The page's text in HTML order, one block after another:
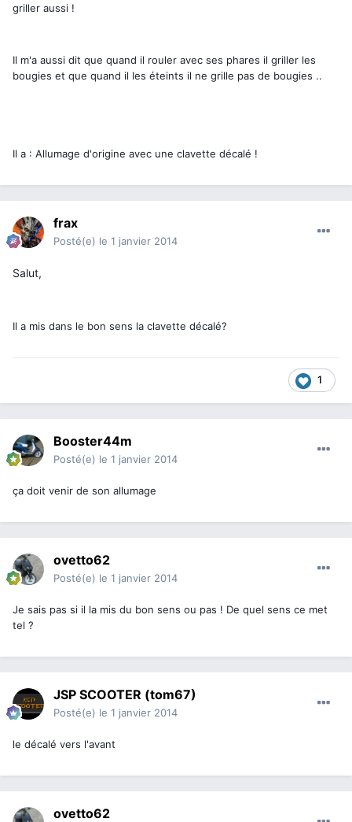
griller aussi !
Il m'a aussi dit que quand il rouler avec ses phares il griller les
bougies et que quand il les éteints il ne grille pas de bougies ..
Il a : Allumage d'origine avec une clavette décalé !
frax
Posté(e) le 1 janvier 2014
Salut,
Il a mis dans le bon sens la clavette décalé?
1
Booster44m
Posté(e) le 1 janvier 2014
ça doit venir de son allumage
ovetto62
Posté(e) le 1 janvier 2014
Je sais pas si il la mis du bon sens ou pas ! De quel sens ce met
tel ?
JSP SCOOTER (tom67)
Posté(e) le 1 janvier 2014
le décalé vers l'avant
ovetto62